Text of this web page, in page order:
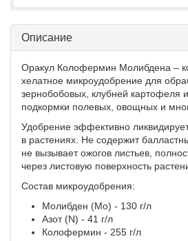
Описание
Оракул Колофермин Молибдена –
хелатное микроудобрение для
зернобобовых, клубней картофеля
подкормки полевых, овощных и
Удобрение эффективно
в растениях. Не содержит
не вызывает ожогов листьев,
через листовую поверхность
Состав микроудобрения:
Молибден (Mo) - 130 г/л
Азот (N) - 41 г/л
Колофермин - 255 г/л